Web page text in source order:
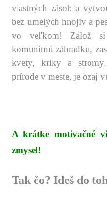
vlastných zásob a
bez umelých hnojív a
vo veľkom! Založ si
komunitnú záhradku,
kvety, kríky a
prírode v meste, je ozaj
A krátke motivačné
zmysel!
Tak čo? Ideš do